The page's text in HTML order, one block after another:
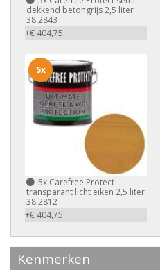
dekkend betongrijs 2,5 liter
38.2843
+€ 404,75
5x Carefree Protect
transparant licht eiken 2,5 liter
38.2812
+€ 404,75
5x
Kenmerken